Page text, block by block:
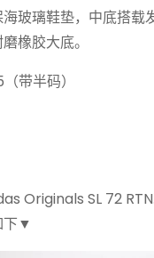
玻璃鞋垫，中底搭载
橡胶大底。
带半码）
Originals SL 72
下▼